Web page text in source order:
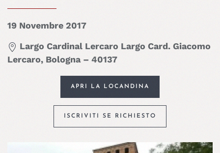
19 Novembre 2017
Largo Cardinal Lercaro Largo Card. Giacomo
Lercaro, Bologna – 40137
APRI LA LOCANDINA
ISCRIVITI SE RICHIESTO